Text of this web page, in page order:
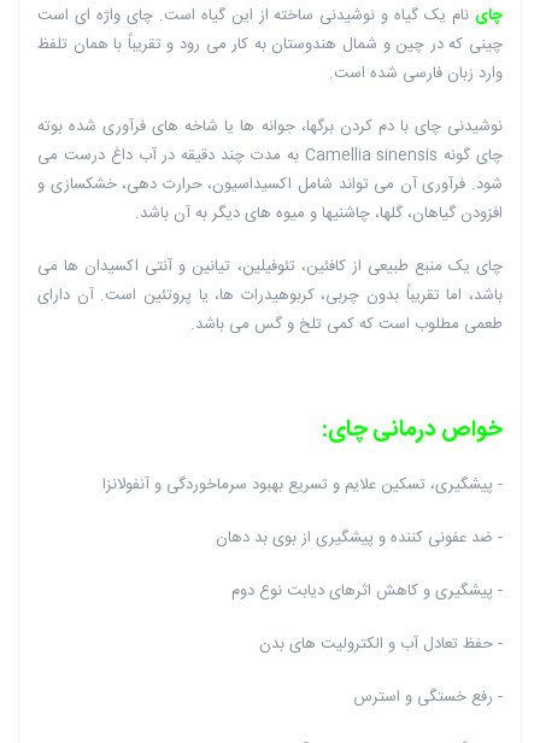
چای نام یک گیاه و نوشیدنی ساخته از این گیاه است. چای واژه ای است
چینی که در چین و شمال هندوستان به کار می رود و تقریباً با همان تلفظ
وارد زبان فارسی شده است.
نوشیدنی چای با دم کردن برگها، جوانه ها یا شاخه های فرآوری شده بوته
چای گونه Camellia sinensis به مدت چند دقیقه در آب داغ درست می
شود. فرآوری آن می تواند شامل اکسیداسیون، حرارت دهی، خشکسازی و
افزودن گیاهان، گلها، چاشنیها و میوه های دیگر به آن باشد.
چای یک منبع طبیعی از کافئین، تئوفیلین، تیانین و آنتی اکسیدان ها می
باشد، اما تقریباً بدون چربی، کربوهیدرات ها، یا پروتئین است. آن دارای
طعمی مطلوب است که کمی تلخ و گس می باشد.
خواص درمانی چای:
- پیشگیری، تسکین علایم و تسریع بهبود سرماخوردگی و آنفولانزا
- ضد عفونی کننده و پیشگیری از بوی بد دهان
- پیشگیری و کاهش اثرهای دیابت نوع دوم
- حفظ تعادل آب و الکترولیت های بدن
- رفع خستگی و استرس